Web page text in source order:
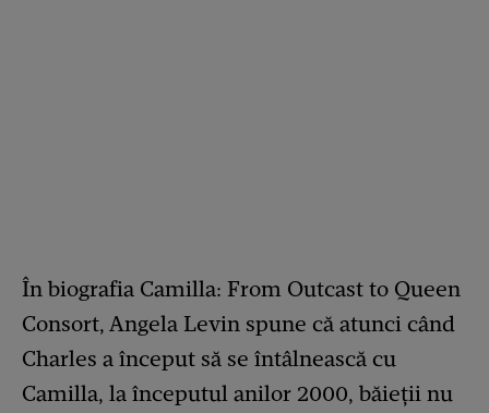
În biografia Camilla: From Outcast to Queen
Consort, Angela Levin spune că atunci când
Charles a început să se întâlnească cu
Camilla, la începutul anilor 2000, băieții nu